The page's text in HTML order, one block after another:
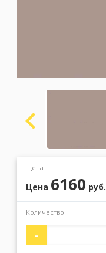
Цена
Цена 6160 руб.
Количество:
-